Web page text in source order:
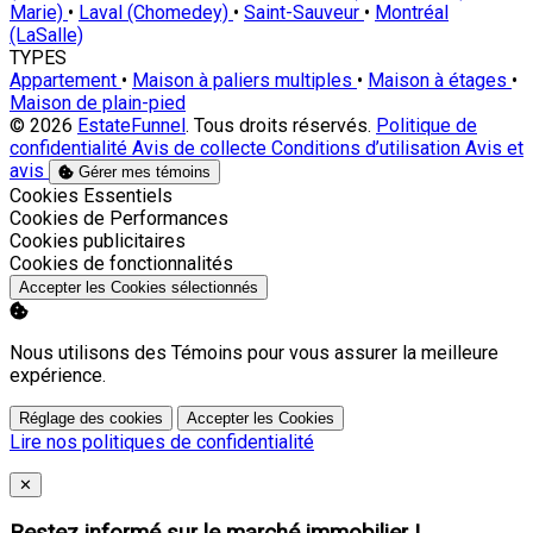
Marie) • Laval (Chomedey) • Saint-Sauveur • Montréal
(LaSalle)
TYPES
Appartement • Maison à paliers multiples • Maison à étages •
Maison de plain-pied
© 2026 EstateFunnel . Tous droits réservés. Politique de
confidentialité Avis de collecte Conditions d’utilisation Avis et
avis
Gérer mes témoins
Activer
Cookies Essentiels
Activer
Cookies de Performances
Activer
Cookies publicitaires
Activer
Cookies de fonctionnalités
Accepter les Cookies sélectionnés
Nous utilisons des Témoins pour vous assurer la meilleure
expérience.
Réglage des cookies Accepter les Cookies
Lire nos politiques de confidentialité
Close
✕